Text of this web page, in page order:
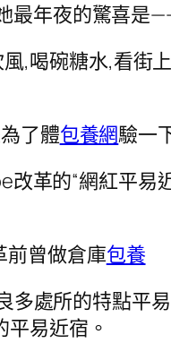
最年夜的驚喜是
,喝碗糖水,看街
了體包養網驗一
改革的“網紅平易
前曾做倉庫包養
多處所的特點平
易近宿。